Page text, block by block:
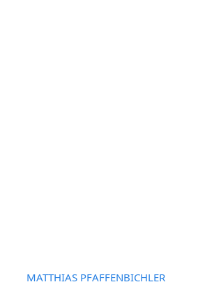
MATTHIAS PFAFFENBICHLER